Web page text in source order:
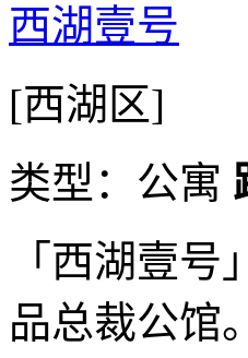
西湖壹号
[西湖区]
类型：公寓
「西湖壹
品总裁公馆